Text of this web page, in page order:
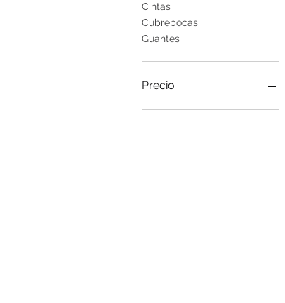
Cintas
Cubrebocas
Guantes
Precio